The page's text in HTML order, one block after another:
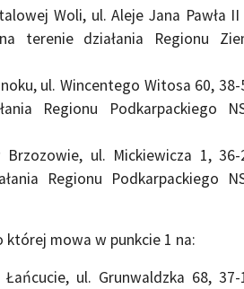
Woli, ul. Aleje Jana Pawła II
terenie działania Regionu
ul. Wincentego Witosa 60, 38-
Regionu Podkarpackiego
ul. Mickiewicza 1, 36-
Regionu Podkarpackiego
której mowa w punkcie 1 na:
ul. Grunwaldzka 68, 37-